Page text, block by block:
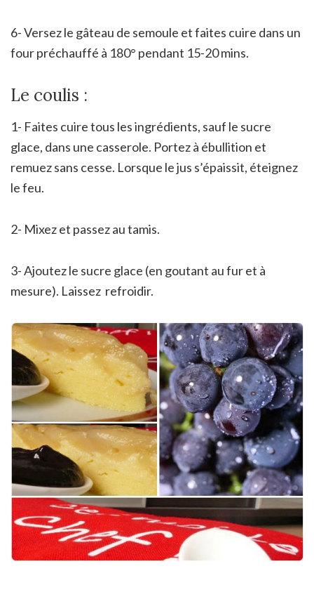
6- Versez le gâteau de semoule et faites cuire dans un
four préchauffé à 180° pendant 15-20 mins.
Le coulis :
1- Faites cuire tous les ingrédients, sauf le sucre
glace, dans une casserole. Portez à ébullition et
remuez sans cesse. Lorsque le jus s’épaissit, éteignez
le feu.
2- Mixez et passez au tamis.
3- Ajoutez le sucre glace (en goutant au fur et à
mesure). Laissez refroidir.